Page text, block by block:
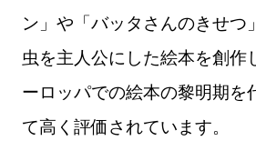
ン」や「バッタさんのきせつ
虫を主人公にした絵本を創作
ーロッパでの絵本の黎明期を
て高く評価されています。